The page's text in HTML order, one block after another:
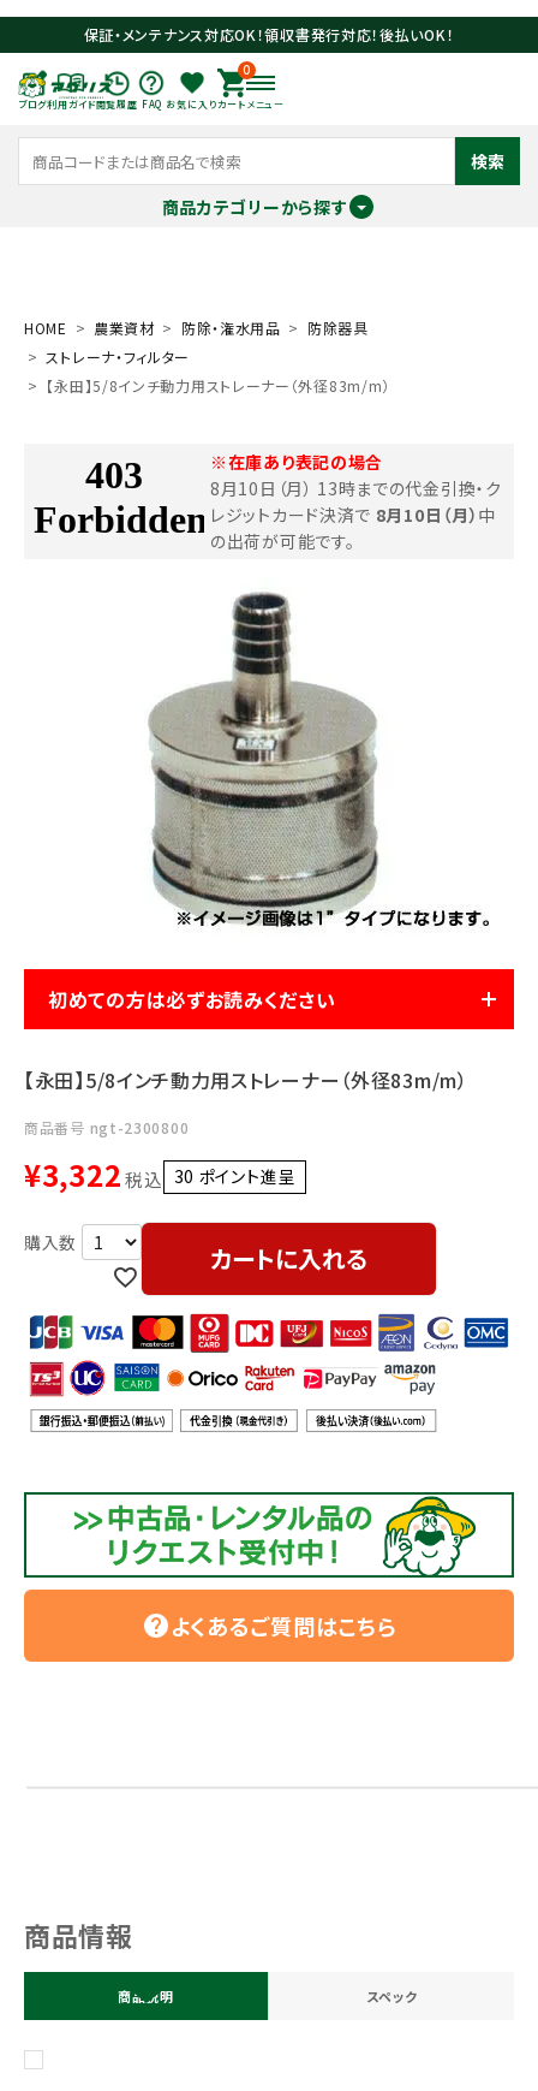
保証・メンテナンス対応OK！領収書発行対応！後払いOK！
ブログ利用ガイド閲覧履歴 FAQ お気に入り
0
カート メニュー
検索
商品カテゴリーから探す
search
利用ガイド FAQ
メールでのお問い合わせ
info@agriz.net
FAXでのご注文
HOME 農業資材 防除・潅水用品
防除器具
ストレーナ・フィルター
【永田】5/8インチ動力用ストレーナー（外径83m/m）
※在庫あり表記の場合
8月10日（月） 13時までの代金引換・ク
レジットカード決済で 8月10日（月） 中
の出荷が可能です。
初めての方は必ずお読みください
【永田】5/8インチ動力用ストレーナー（外径83m/m）
商品番号 ngt-2300800
¥3,322 税込 30 ポイント進呈 ]
カートに入れる
helpよくあるご質問はこちら
商品情報
商品説明 スペック